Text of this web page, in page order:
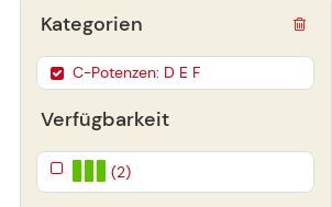
Verfügbarkeit
(2)
Kategorien
C-Potenzen: D E F